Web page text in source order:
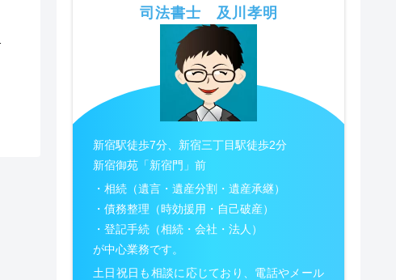
司法書士 及川孝明
新宿駅徒歩7分、新宿三丁目駅徒歩2分
新宿御苑「新宿門」前
・相続（遺言・遺産分割・遺産承継）
・債務整理（時効援用・自己破産）
・登記手続（相続・会社・法人）
が中心業務です。
土日祝日も相談に応じており、電話やメール